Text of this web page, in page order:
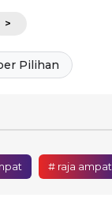
>
Pilihan
# raja ampat